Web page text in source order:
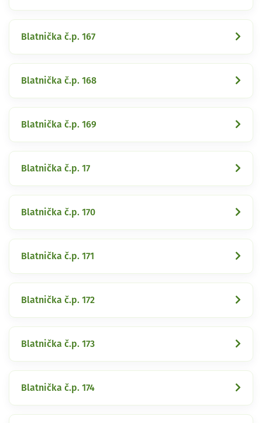
Blatnička č.p. 167
Blatnička č.p. 168
Blatnička č.p. 169
Blatnička č.p. 17
Blatnička č.p. 170
Blatnička č.p. 171
Blatnička č.p. 172
Blatnička č.p. 173
Blatnička č.p. 174